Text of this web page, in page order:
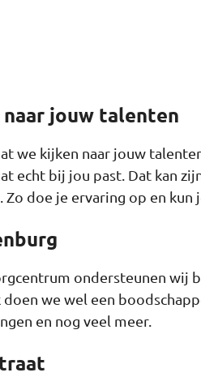
jouw talenten
we kijken naar jouw
echt bij jou past. Dat kan
Zo doe je ervaring op en
ondersteunen wij
we wel een
en nog veel meer.